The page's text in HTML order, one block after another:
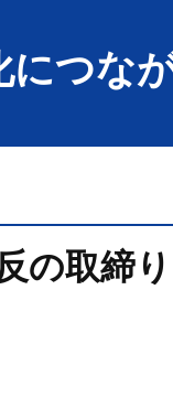
につな
の取締り